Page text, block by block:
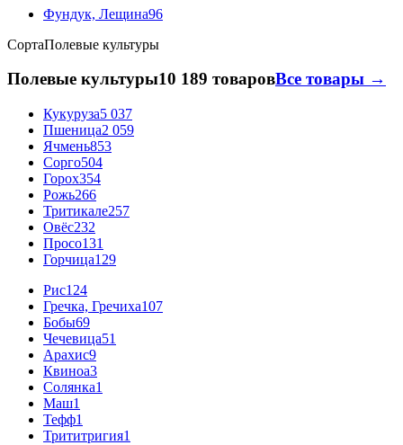
Фундук, Лещина96
СортаПолевые культуры
Полевые культуры10 189 товаровВсе товары →
Кукуруза5 037
Пшеница2 059
Ячмень853
Сорго504
Горох354
Рожь266
Тритикале257
Овёс232
Просо131
Горчица129
Рис124
Гречка, Гречиха107
Бобы69
Чечевица51
Арахис9
Квиноа3
Солянка1
Маш1
Тефф1
Трититригия1